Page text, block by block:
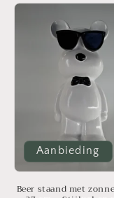
Aanbieding
Beer staand met